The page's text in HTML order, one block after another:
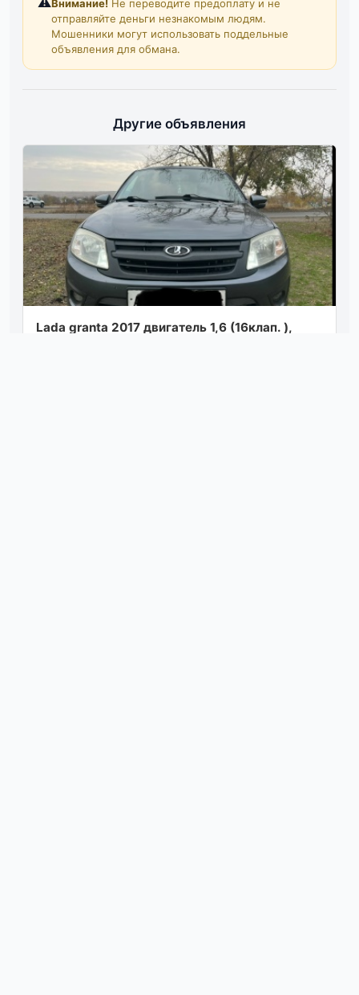
Внимание! Не переводите предоплату и не
отправляйте деньги незнакомым людям.
Мошенники могут использовать поддельные
объявления для обмана.
Другие объявления
Lada granta 2017 двигатель 1,6 (16клап. ),